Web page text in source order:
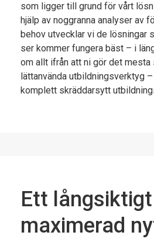
som ligger till grund för vårt
hjälp av noggranna analyser av
behov utvecklar vi de lösningar
ser kommer fungera bäst – i
om allt ifrån att ni gör det mesta
lättanvända utbildningsverktyg
komplett skräddarsytt
Ett
maximerad